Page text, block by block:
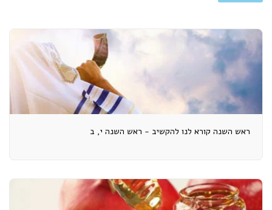
ראש השנה קורא לנו להקשיב - ראש השנה י, ב